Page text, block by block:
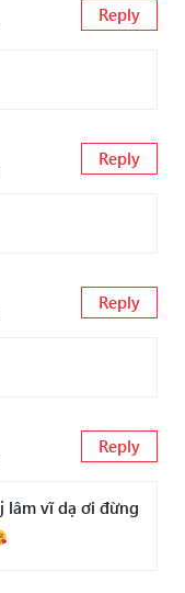
Reply
Reply
Reply
Reply
lâm vĩ dạ ơi đừng